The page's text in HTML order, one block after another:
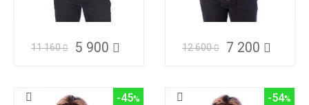
11 160 5 900 12 600 7 200
-45 -54